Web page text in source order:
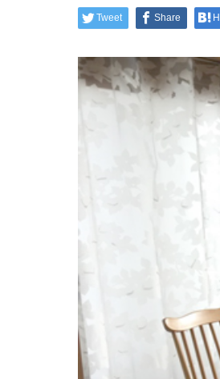
Tweet Share